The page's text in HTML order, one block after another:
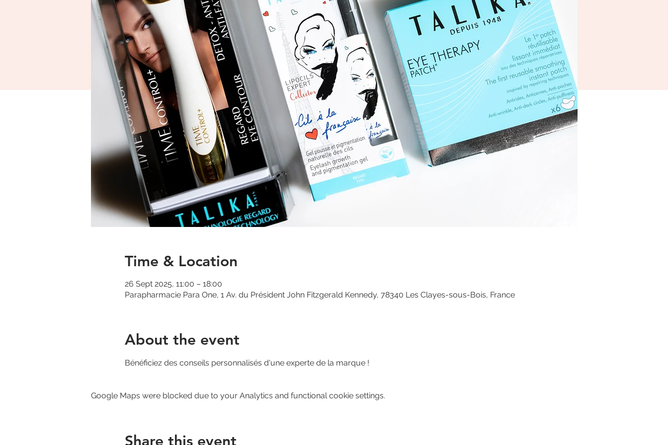
Time & Location
26 Sept 2025, 11:00 – 18:00
Parapharmacie Para One, 1 Av. du Président John Fitzgerald Kennedy, 78340 Les Clayes-sous-Bois, France
About the event
Bénéficiez des conseils personnalisés d'une experte de la marque !
Google Maps were blocked due to your Analytics and functional cookie settings.
Share this event